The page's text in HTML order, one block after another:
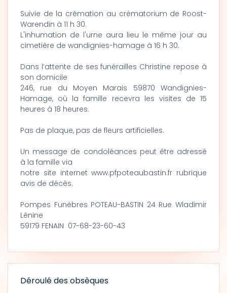
Suivie de la crémation au crématorium de Roost-
Warendin à 11 h 30.
L'inhumation de l'urne aura lieu le même jour au
cimetière de wandignies-hamage à 16 h 30.
Dans l’attente de ses funérailles Christine repose à
son domicile
246, rue du Moyen Marais 59870 Wandignies-
Hamage, où la famille recevra les visites de 15
heures à 18 heures.
Pas de plaque, pas de fleurs artificielles.
Un message de condoléances peut être adressé
à la famille via
notre site internet www.pfpoteaubastin.fr rubrique
avis de décès.
Pompes Funèbres POTEAU-BASTIN 24 Rue Wladimir
Lénine
59179 FENAIN 07-68-23-60-43
Déroulé des obsèques